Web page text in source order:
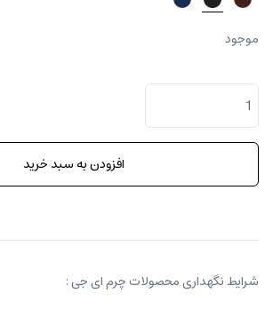
موجود
کیف
پول
برونو
عدد
افزودن به سبد خرید
شرایط نگهداری محصولات چرم ای جی :